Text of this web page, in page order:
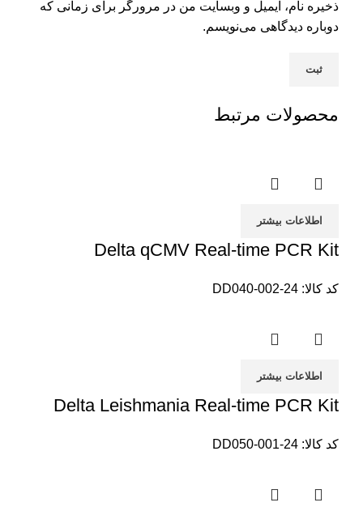
ذخیره نام، ایمیل و وبسایت من در مرورگر برای زمانی که
دوباره دیدگاهی می‌نویسم.
محصولات مرتبط
اطلاعات بیشتر
Delta qCMV Real-time PCR Kit
کد کالا: DD040-002-24
اطلاعات بیشتر
Delta Leishmania Real-time PCR Kit
کد کالا: DD050-001-24